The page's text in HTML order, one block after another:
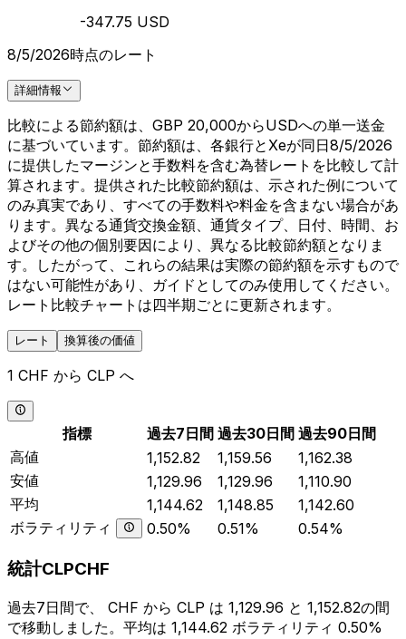
-347.75 USD
8/5/2026時点のレート
詳細情報
比較による節約額は、GBP 20,000からUSDへの単一送金
に基づいています。節約額は、各銀行とXeが同日8/5/2026
に提供したマージンと手数料を含む為替レートを比較して計
算されます。提供された比較節約額は、示された例について
のみ真実であり、すべての手数料や料金を含まない場合があ
ります。異なる通貨交換金額、通貨タイプ、日付、時間、お
よびその他の個別要因により、異なる比較節約額となりま
す。したがって、これらの結果は実際の節約額を示すもので
はない可能性があり、ガイドとしてのみ使用してください。
レート比較チャートは四半期ごとに更新されます。
レート 換算後の価値
1 CHF から CLP へ
指標 過去7日間 過去30日間 過去90日間
高値
1,152.82 1,159.56
1,162.38
安値
1,129.96 1,129.96
1,110.90
平均
1,144.62 1,148.85
1,142.60
ボラティリティ
0.50% 0.51% 0.54%
統計CLPCHF
過去7日間で、 CHF から CLP は 1,129.96 と 1,152.82の間
で移動しました。平均は 1,144.62 ボラティリティ 0.50%